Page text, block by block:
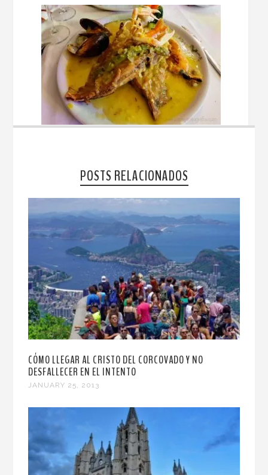
POSTS RELACIONADOS
CÓMO LLEGAR AL CRISTO DEL CORCOVADO Y NO
DESFALLECER EN EL INTENTO
JANUARY 25, 2013